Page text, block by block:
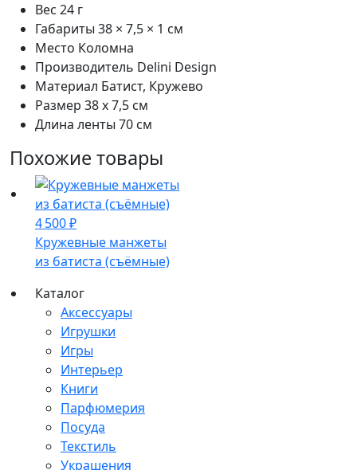
Вес 24 г
Габариты 38 × 7,5 × 1 см
Место Коломна
Производитель Delini Design
Материал Батист, Кружево
Размер 38 х 7,5 см
Длина ленты 70 см
Похожие товары
4 500₽
Кружевные манжеты
из батиста (съёмные)
Каталог
Аксессуары
Игрушки
Игры
Интерьер
Книги
Парфюмерия
Посуда
Текстиль
Украшения